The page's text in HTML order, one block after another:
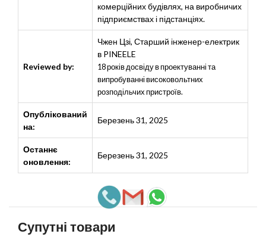
комерційних будівлях, на виробничих
підприємствах і підстанціях.
Reviewed by:
Чжен Цзі, Старший інженер-електрик
в PINEELE
18 років досвіду в проектуванні та
випробуванні високовольтних
розподільчих пристроїв.
Опублікований
на:
Березень 31, 2025
Останнє
оновлення:
Березень 31, 2025
Супутні товари